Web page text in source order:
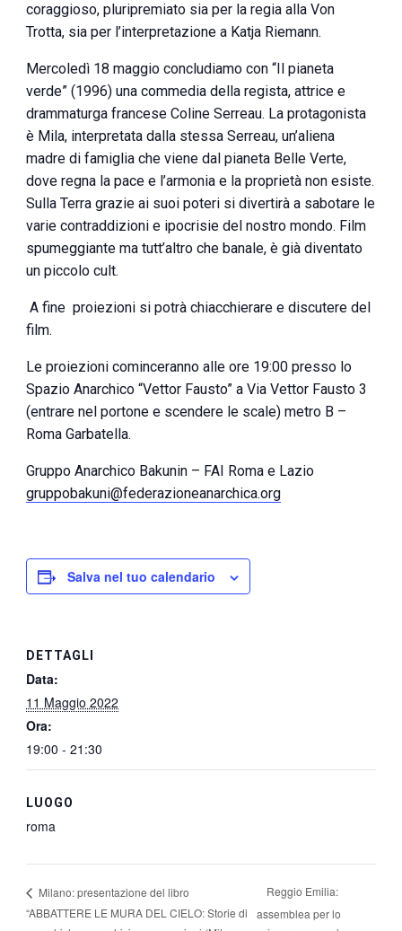
coraggioso, pluripremiato sia per la regia alla Von
Trotta, sia per l’interpretazione a Katja Riemann.
Mercoledì 18 maggio concludiamo con “Il pianeta
verde” (1996) una commedia della regista, attrice e
drammaturga francese Coline Serreau. La protagonista
è Mila, interpretata dalla stessa Serreau, un’aliena
madre di famiglia che viene dal pianeta Belle Verte,
dove regna la pace e l’armonia e la proprietà non esiste.
Sulla Terra grazie ai suoi poteri si divertirà a sabotare le
varie contraddizioni e ipocrisie del nostro mondo. Film
spumeggiante ma tutt’altro che banale, è già diventato
un piccolo cult.
A fine proiezioni si potrà chiacchierare e discutere del
film.
Le proiezioni cominceranno alle ore 19:00 presso lo
Spazio Anarchico “Vettor Fausto” a Via Vettor Fausto 3
(entrare nel portone e scendere le scale) metro B –
Roma Garbatella.
Gruppo Anarchico Bakunin – FAI Roma e Lazio
gruppobakuni@federazioneanarchica.org
Salva nel tuo calendario
DETTAGLI
Data:
11 Maggio 2022
Ora:
19:00 - 21:30
LUOGO
roma
Milano: presentazione del libro
“ABBATTERE LE MURA DEL CIELO: Storie di
Reggio Emilia:
assemblea per lo